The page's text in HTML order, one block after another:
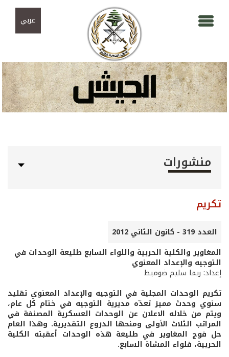
عربي
منشورات
تكريم
العدد 319 - كانون الثاني 2012
المغاوير والكلية الحربية واللواء السابع طليعة الوحدات في
التوجيه والإعداد المعنوي
إعداد: ريما سليم ضوميط
تكريم الوحدات المجلية في التوجيه والإعداد المعنوي تقليد
سنوي وحدث مميز تعدّه مديرية التوجيه في ختام كل عام،
ويتم من خلاله الاعلان عن الوحدات العسكرية المصنفة في
المراتب الثلاث الأولى ومنحها الدروع التقديرية. وهذا العام
حل فوج المغاوير في طليعة هذه الوحدات أعقبته الكلية
الحربية، فلواء المشاة السابع.